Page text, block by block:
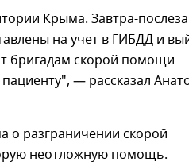
Крыма. Завтра-
на учет в ГИБДД и
бригадам скорой помощи
— рассказал
разграничении скорой
неотложную помощь.